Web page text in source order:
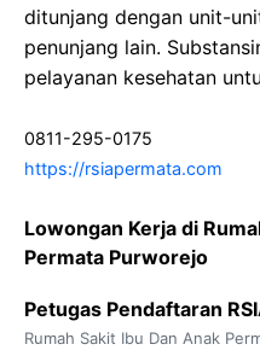
ditunjang dengan unit-
penunjang lain.
pelayanan kesehatan
0811-295-0175
https://rsiapermata.com
Lowongan Kerja di
Permata Purworejo
Petugas Pendaftaran
Rumah Sakit Ibu Dan Anak